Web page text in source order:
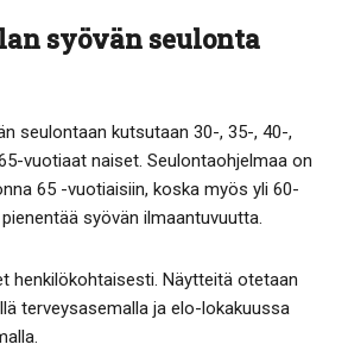
syövän seulonta
seulontaan kutsutaan 30-, 35-, 40-,
vuotiaat naiset. Seulontaohjelmaa on
65 -vuotiaisiin, koska myös yli 60-
syövän ilmaantuvuutta.
henkilökohtaisesti. Näytteitä otetaan
terveysasemalla ja elo-lokakuussa